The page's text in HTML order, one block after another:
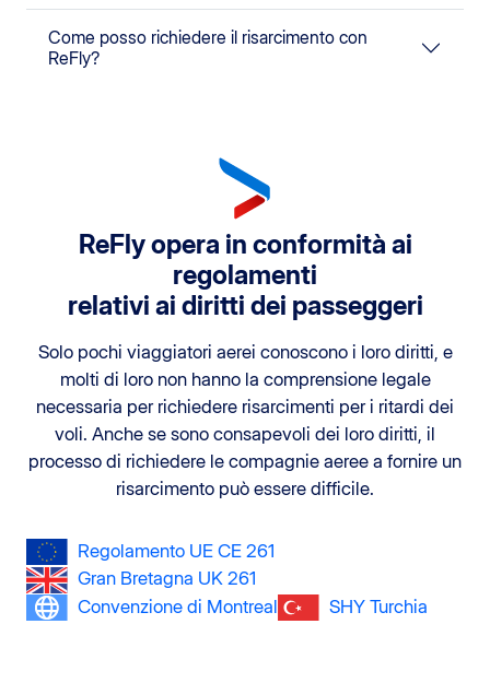
Come posso richiedere il risarcimento con
ReFly?
ReFly opera in conformità ai
regolamenti
relativi ai diritti dei passeggeri
Solo pochi viaggiatori aerei conoscono i loro diritti, e
molti di loro non hanno la comprensione legale
necessaria per richiedere risarcimenti per i ritardi dei
voli. Anche se sono consapevoli dei loro diritti, il
processo di richiedere le compagnie aeree a fornire un
risarcimento può essere difficile.
Regolamento UE CE 261
Gran Bretagna UK 261
Convenzione di Montreal
SHY Turchia